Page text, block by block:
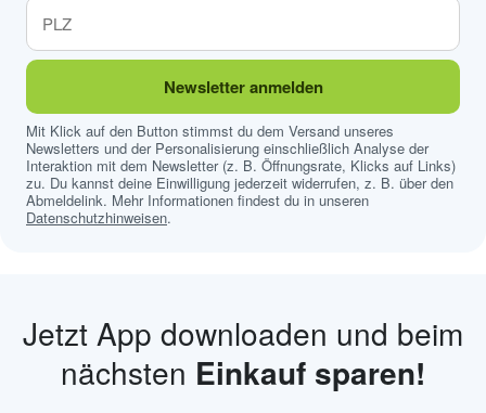
Newsletter anmelden
Mit Klick auf den Button stimmst du dem Versand unseres
Newsletters und der Personalisierung einschließlich Analyse der
Interaktion mit dem Newsletter (z. B. Öffnungsrate, Klicks auf Links)
zu. Du kannst deine Einwilligung jederzeit widerrufen, z. B. über den
Abmeldelink. Mehr Informationen findest du in unseren
Datenschutzhinweisen.
Jetzt App downloaden und beim
nächsten Einkauf sparen!